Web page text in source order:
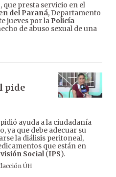
presta servicio en el
del Paraná, Departamento
jueves por la Policía
de abuso sexual de una
pide
ayuda a la ciudadanía
ya que debe adecuar su
la diálisis peritoneal,
que están en
Social(IPS).
ÚH